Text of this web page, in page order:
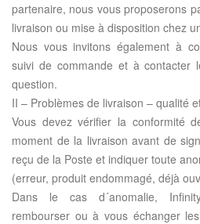
partenaire, nous vous proposerons
livraison ou mise à disposition chez
Nous vous invitons également à
suivi de commande et à contacter
question.
II – Problèmes de livraison – qualité
Vous devez vérifier la conformité
moment de la livraison avant de
reçu de la Poste et indiquer toute
(erreur, produit endommagé, déjà
Dans le cas d´anomalie,
rembourser ou à vous échanger